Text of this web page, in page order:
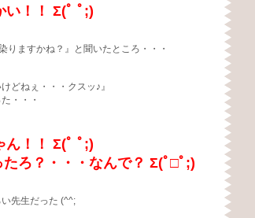
い！！ Σ(ﾟ ﾟ;)
りますかね？』と聞いたところ・・・
どねぇ・・・クスッ♪』
・・・
ん！！ Σ(ﾟ ﾟ;)
ろ？・・・なんで？ Σ(ﾟ□ﾟ;)
先生だった (^^;